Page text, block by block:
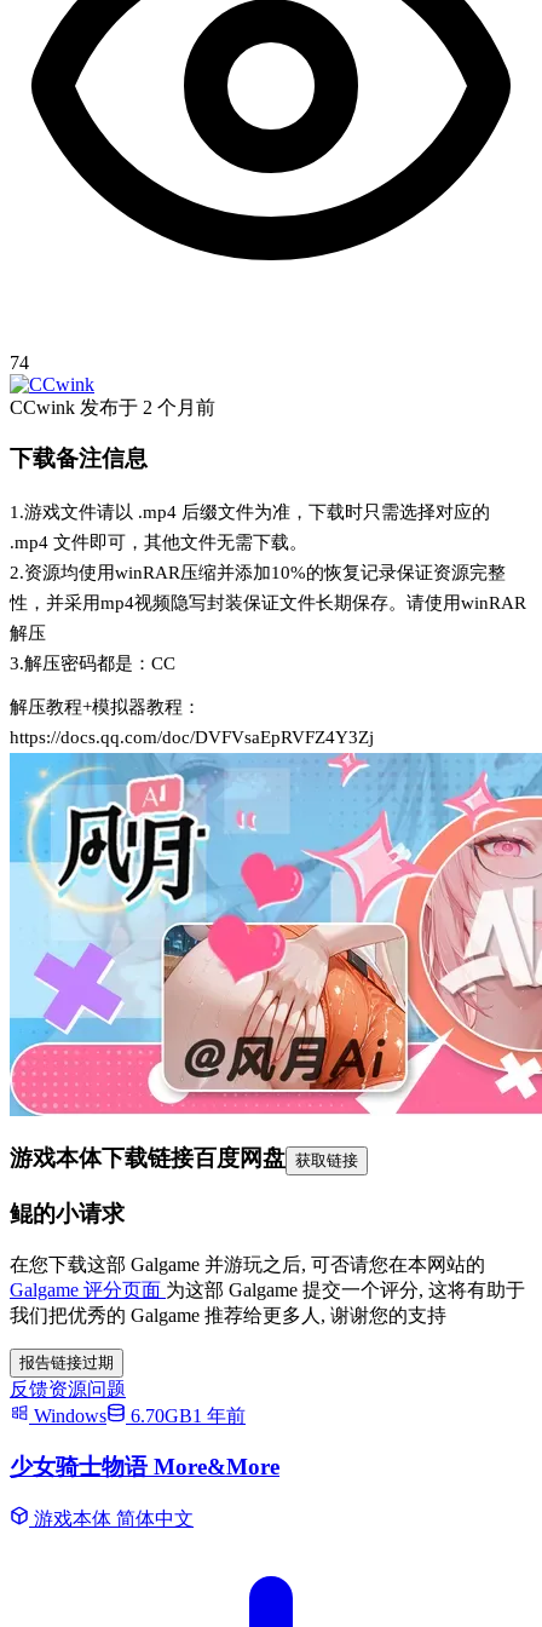
74
CCwink 发布于 2 个月前
下载备注信息
1.游戏文件请以 .mp4 后缀文件为准，下载时只需选择对应的
.mp4 文件即可，其他文件无需下载。
2.资源均使用winRAR压缩并添加10%的恢复记录保证资源完整
性，并采用mp4视频隐写封装保证文件长期保存。请使用winRAR
解压
3.解压密码都是：CC
解压教程+模拟器教程：
https://docs.qq.com/doc/DVFVsaEpRVFZ4Y3Zj
游戏本体下载链接百度网盘 获取链接
鲲的小请求
在您下载这部 Galgame 并游玩之后, 可否请您在本网站的
Galgame 评分页面 为这部 Galgame 提交一个评分, 这将有助于
我们把优秀的 Galgame 推荐给更多人, 谢谢您的支持
报告链接过期
反馈资源问题
Windows
6.70GB1 年前
少女骑士物语 More&More
游戏本体 简体中文